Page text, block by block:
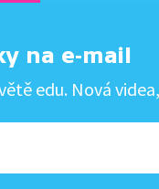
na e-mail
edu. Nová